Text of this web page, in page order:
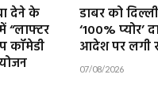
देने के
“लाफ्टर
कॉमेडी
डाबर को
‘100% प्योर’
आदेश पर लगी
07/08/2026